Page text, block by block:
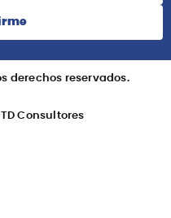
derechos reservados.
Consultores